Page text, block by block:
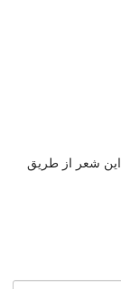
این شعر از طریق